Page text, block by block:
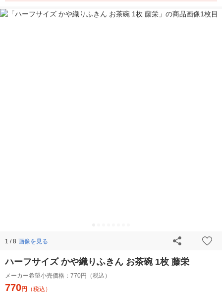
1 / 8 画像を見る
ハーフサイズ かや織りふきん お茶碗 1枚 藤栄
メーカー希望小売価格： 770円（税込）
770円 （税込）